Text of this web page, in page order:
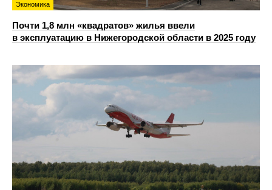
Экономика
Почти 1,8 млн «квадратов» жилья ввели
в эксплуатацию в Нижегородской области в 2025 году